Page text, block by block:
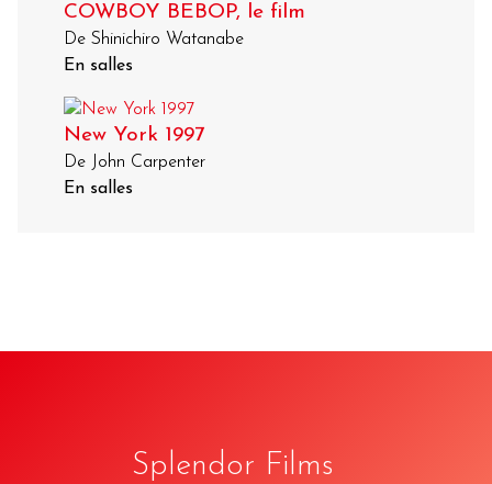
COWBOY BEBOP, le film
De Shinichiro Watanabe
En salles
New York 1997
De John Carpenter
En salles
Splendor Films